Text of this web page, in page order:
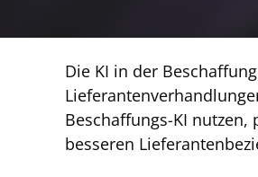
Die KI in der
Beschaffungs-KI
besseren